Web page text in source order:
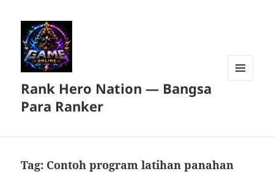
Rank Hero Nation — Bangsa
Para Ranker
Tag: Contoh program latihan panahan